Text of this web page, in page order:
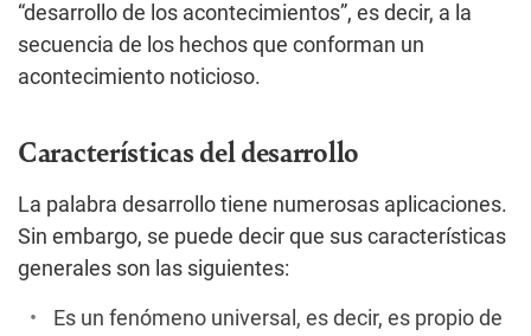
“desarrollo de los acontecimientos”, es decir, a la
secuencia de los hechos que conforman un
acontecimiento noticioso.
Características del desarrollo
La palabra desarrollo tiene numerosas aplicaciones.
Sin embargo, se puede decir que sus características
generales son las siguientes:
Es un fenómeno universal, es decir, es propio de